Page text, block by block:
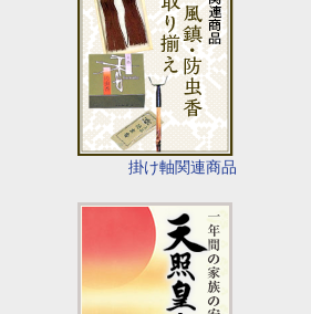
掛け軸関連商品